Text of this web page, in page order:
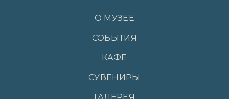
О МУЗЕЕ
СОБЫТИЯ
КАФЕ
СУВЕНИРЫ